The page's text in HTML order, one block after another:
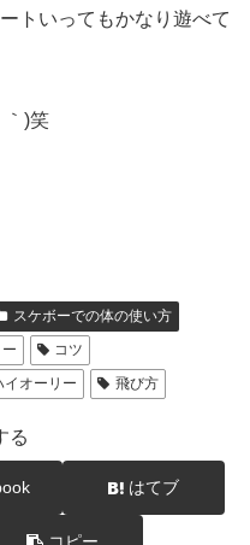
トいってもかなり遊べて
｀)笑
スケボーでの体の使い方
コツ
イオーリー 飛び方
る
はてブ